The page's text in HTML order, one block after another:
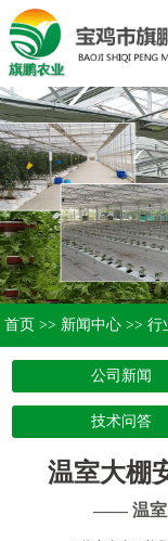
首页 >> 新闻中心 >> 行
公司新闻
技术问答
温室大棚
—— 温室